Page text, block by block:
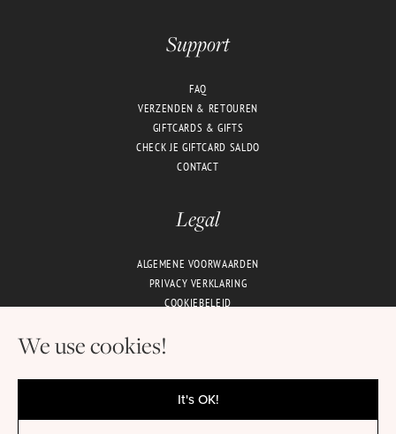
We use cookies!
It's OK!
Support
FAQ
VERZENDEN & RETOUREN
GIFTCARDS & GIFTS
CHECK JE GIFTCARD SALDO
CONTACT
Legal
ALGEMENE VOORWAARDEN
PRIVACY VERKLARING
COOKIEBELEID